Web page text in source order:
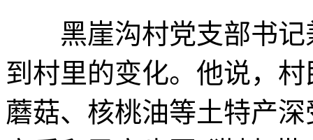
黑崖沟村党支部书记
到村里的变化。他说，
蘑菇、核桃油等土特产